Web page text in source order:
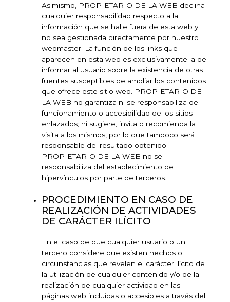
Asimismo, PROPIETARIO DE LA WEB declina
cualquier responsabilidad respecto a la
información que se halle fuera de esta web y
no sea gestionada directamente por nuestro
webmaster. La función de los links que
aparecen en esta web es exclusivamente la de
informar al usuario sobre la existencia de otras
fuentes susceptibles de ampliar los contenidos
que ofrece este sitio web. PROPIETARIO DE
LA WEB no garantiza ni se responsabiliza del
funcionamiento o accesibilidad de los sitios
enlazados; ni sugiere, invita o recomienda la
visita a los mismos, por lo que tampoco será
responsable del resultado obtenido.
PROPIETARIO DE LA WEB no se
responsabiliza del establecimiento de
hipervínculos por parte de terceros.
PROCEDIMIENTO EN CASO DE
REALIZACIÓN DE ACTIVIDADES
DE CARÁCTER ILÍCITO
En el caso de que cualquier usuario o un
tercero considere que existen hechos o
circunstancias que revelen el carácter ilícito de
la utilización de cualquier contenido y/o de la
realización de cualquier actividad en las
páginas web incluidas o accesibles a través del